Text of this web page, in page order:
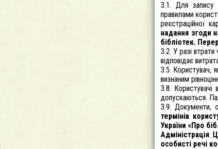
3.1. Для запису
правилами
реєстраційної
надання згоди
бібліотек.
3.2. У разі втрати
відповідає
3.5. Користувач,
визнаним
3.8. Користувачі
допускаються.
3.9. Документи,
термінів
України «Про
Адміністрація
особисті речі